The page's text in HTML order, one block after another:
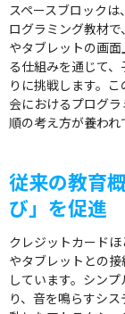
スペースブロック
ログラミング教材
やタブレットの画
る仕組みを通じて
りに挑戦します。
会におけるプログ
順の考え方が養われ
従来の教育
び」を促進
クレジットカード
やタブレットとの
しています。シン
り、音を鳴らすシ